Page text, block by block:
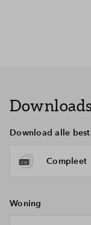
Downloads
Download alle
Compleet
Woning